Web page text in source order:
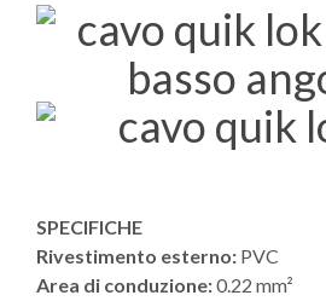
SPECIFICHE
Rivestimento esterno: PVC
Area di conduzione:0.22 mm²